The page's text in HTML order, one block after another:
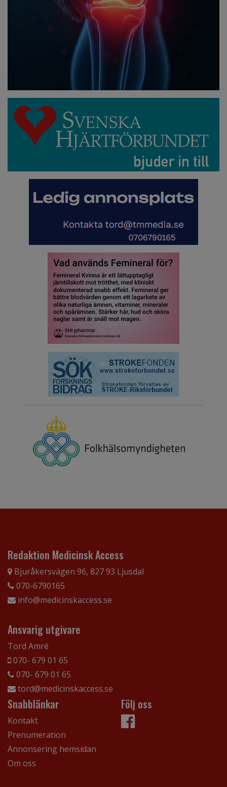
Redaktion Medicinsk Access
Bjuråkersvägen 96, 827 93 Ljusdal
070-6790165
info@medicinskaccess.se
Ansvarig utgivare
Tord Amré
070- 679 01 65
070- 679 01 65
tord@medicinskaccess.se
Snabblänkar
Kontakt
Prenumeration
Annonsering hemsidan
Om oss
Följ oss